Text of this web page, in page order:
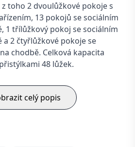
toho 2 dvoulůžkové pokoje s
13 pokojů se sociálním
1 třílůžkový pokoj se sociálním
2 čtyřlůžkové pokoje se
chodbě. Celková kapacita
48 lůžek.
celý popis